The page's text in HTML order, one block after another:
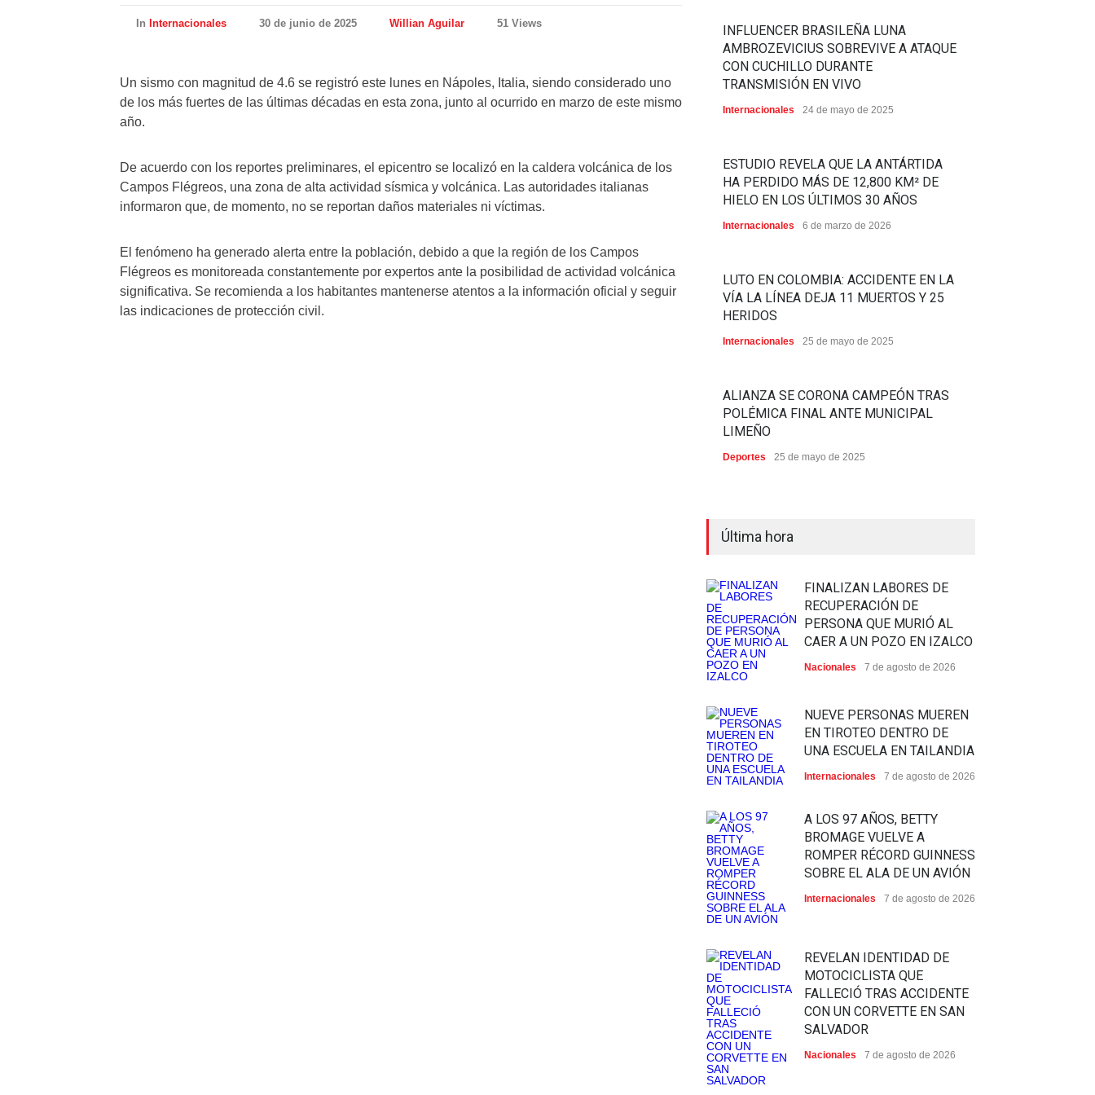
In Internacionales 30 de junio de 2025 Willian Aguilar 51 Views
Un sismo con magnitud de 4.6 se registró este lunes en Nápoles, Italia, siendo considerado uno
de los más fuertes de las últimas décadas en esta zona, junto al ocurrido en marzo de este mismo
año.
De acuerdo con los reportes preliminares, el epicentro se localizó en la caldera volcánica de los
Campos Flégreos, una zona de alta actividad sísmica y volcánica. Las autoridades italianas
informaron que, de momento, no se reportan daños materiales ni víctimas.
El fenómeno ha generado alerta entre la población, debido a que la región de los Campos
Flégreos es monitoreada constantemente por expertos ante la posibilidad de actividad volcánica
significativa. Se recomienda a los habitantes mantenerse atentos a la información oficial y seguir
las indicaciones de protección civil.
INFLUENCER BRASILEÑA LUNA
AMBROZEVICIUS SOBREVIVE A ATAQUE
CON CUCHILLO DURANTE
TRANSMISIÓN EN VIVO
Internacionales 24 de mayo de 2025
ESTUDIO REVELA QUE LA ANTÁRTIDA
HA PERDIDO MÁS DE 12,800 KM² DE
HIELO EN LOS ÚLTIMOS 30 AÑOS
Internacionales 6 de marzo de 2026
LUTO EN COLOMBIA: ACCIDENTE EN LA
VÍA LA LÍNEA DEJA 11 MUERTOS Y 25
HERIDOS
Internacionales 25 de mayo de 2025
ALIANZA SE CORONA CAMPEÓN TRAS
POLÉMICA FINAL ANTE MUNICIPAL
LIMEÑO
Deportes 25 de mayo de 2025
Última hora
FINALIZAN LABORES DE
RECUPERACIÓN DE
PERSONA QUE MURIÓ AL
CAER A UN POZO EN IZALCO
Nacionales 7 de agosto de 2026
NUEVE PERSONAS MUEREN
EN TIROTEO DENTRO DE
UNA ESCUELA EN TAILANDIA
Internacionales 7 de agosto de 2026
A LOS 97 AÑOS, BETTY
BROMAGE VUELVE A
ROMPER RÉCORD GUINNESS
SOBRE EL ALA DE UN AVIÓN
Internacionales 7 de agosto de 2026
REVELAN IDENTIDAD DE
MOTOCICLISTA QUE
FALLECIÓ TRAS ACCIDENTE
CON UN CORVETTE EN SAN
SALVADOR
Nacionales 7 de agosto de 2026